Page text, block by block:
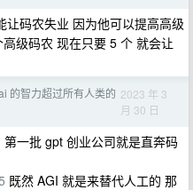
让码农失业 因为他可以提高高级
级码农 现在只要 5 个 就会让
的智力超过所有人类的 2023 年 3
月 30 日
一批 gpt 创业公司就是直奔码
既然 AGI 就是来替代人工的 那